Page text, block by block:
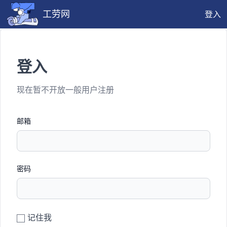
工劳网 登入
登入
现在暂不开放一般用户注册
邮箱
密码
记住我